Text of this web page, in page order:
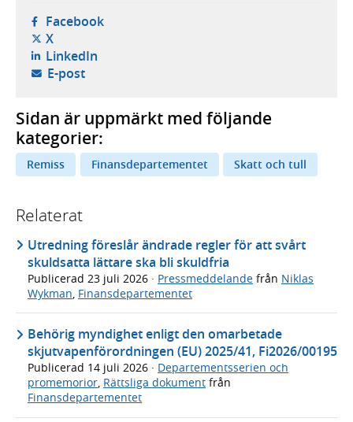
Facebook- öppnas i ny flik, extern webbplats,
X- öppnas i ny flik, extern webbplats,
LinkedIn- öppnas i ny flik, extern webbplats,
E-post- öppnar din e-postklient,
Sidan är uppmärkt med följande
kategorier:
Remiss Finansdepartementet Skatt och tull
Relaterat
Utredning föreslår ändrade regler för att svårt
skuldsatta lättare ska bli skuldfria
Publicerad 23 juli 2026 · Pressmeddelande från Niklas
Wykman Finansdepartementet
Behörig myndighet enligt den omarbetade
skjutvapenförordningen (EU) 2025/41, Fi2026/00195
Publicerad 14 juli 2026 · Departementsserien och
promemorior, Rättsliga dokument från
Finansdepartementet